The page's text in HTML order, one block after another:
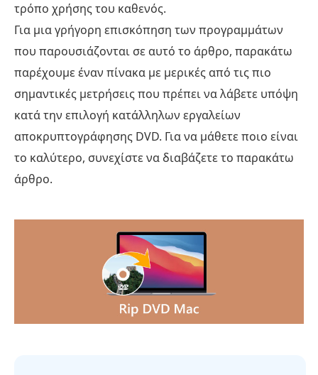
τρόπο χρήσης του καθενός.
Για μια γρήγορη επισκόπηση των προγραμμάτων
που παρουσιάζονται σε αυτό το άρθρο, παρακάτω
παρέχουμε έναν πίνακα με μερικές από τις πιο
σημαντικές μετρήσεις που πρέπει να λάβετε υπόψη
κατά την επιλογή κατάλληλων εργαλείων
αποκρυπτογράφησης DVD. Για να μάθετε ποιο είναι
το καλύτερο, συνεχίστε να διαβάζετε το παρακάτω
άρθρο.